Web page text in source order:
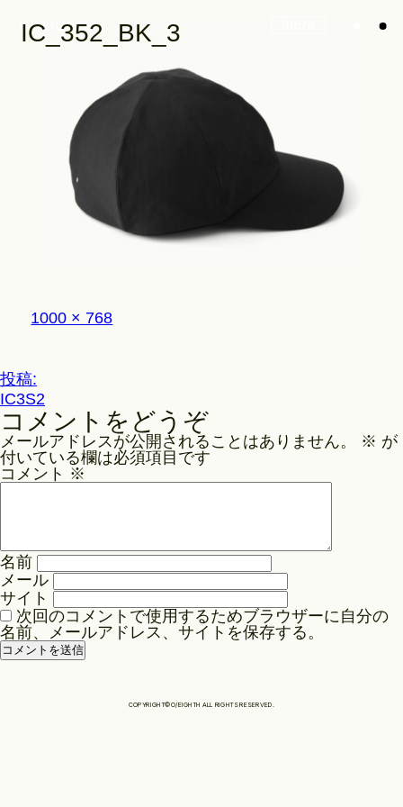
Construction
Philosophy
Store
IC_352_BK_3
フ
ル
ズ
1000 × 768
投
稿
ナ
ビ
ゲ
ョ
ン
投稿:
IC3S2
コメントをどうぞ
メールアドレスが公開されることはありません。 ※ が
付いている欄は必須項目です
コメント ※
名前
メール
サイト
次回のコメントで使用するためブラウザーに自分の
名前、メールアドレス、サイトを保存する。
COPYRIGHT©O/EIGHTH ALL RIGHTS RESERVED.